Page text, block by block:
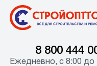
8 800 444
Ежедневно, с 8:00 до